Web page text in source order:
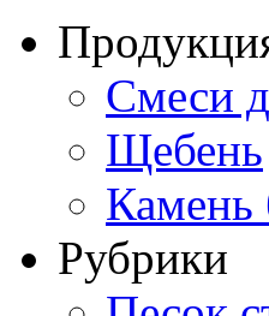
Смеси
Щебень
Камень
Рубрики